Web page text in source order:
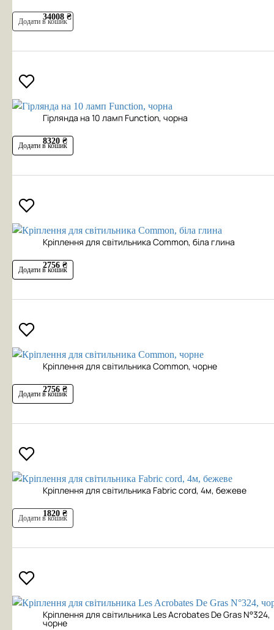
34008 ₴
Додати в кошик
Гірлянда на 10 ламп Function, чорна
8320 ₴
Додати в кошик
Кріплення для світильника Common, біла глина
2756 ₴
Додати в кошик
Кріплення для світильника Common, чорне
2756 ₴
Додати в кошик
Кріплення для світильника Fabric cord, 4м, бежеве
1820 ₴
Додати в кошик
Кріплення для світильника Les Acrobates De Gras N°324,
чорне